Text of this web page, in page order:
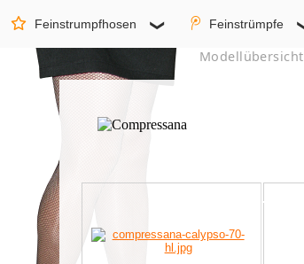
Feinstrumpfhosen Feinstrümpfe
Modellübersicht